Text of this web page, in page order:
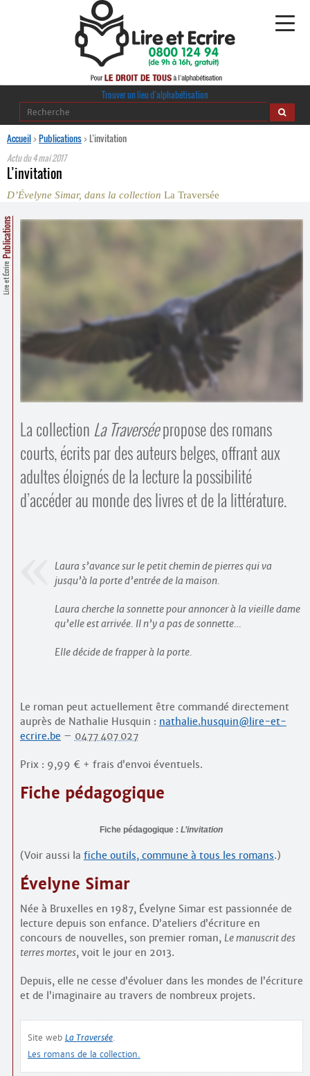
Alphabétisation
journaldelalpha.be
Comprendre et parler
Bienvenue en Belgique
Espace presse
Trouver un lieu d’alphabétisation
Trouver un lieu d’alphabétisation
Accueil>Publications>L’invitation
Actu du4 mai 2017
L’invitation
D’Évelyne Simar, dans la collection La Traversée
Lire et Écrire
Publications
La collection La Traverséepropose des romans
courts, écrits par des auteurs belges, offrant aux
adultes éloignés de la lecture la possibilité
d’accéder au monde des livres et de la littérature.
Laura s’avance sur le petit chemin de pierres qui va
jusqu’à la porte d’entrée de la maison.
Laura cherche la sonnette pour annoncer à la vieille dame
qu’elle est arrivée. Il n’y a pas de sonnette…
Elle décide de frapper à la porte.
Le roman peut actuellement être commandé directement
auprès de Nathalie Husquin : nathalie.husquin@lire-et-
ecrire.be – 0477 407 027
Prix : 9,99 € + frais d’envoi éventuels.
Fiche pédagogique
Fiche pédagogique :L’invitation
(Voir aussi la fiche outils, commune à tous les romans.)
Évelyne Simar
Née à Bruxelles en 1987, Évelyne Simar est passionnée de
lecture depuis son enfance. D’ateliers d’écriture en
concours de nouvelles, son premier roman, Le manuscrit des
terres mortes, voit le jour en 2013.
Depuis, elle ne cesse d’évoluer dans les mondes de l’écriture
et de l’imaginaire au travers de nombreux projets.
Site web La Traversée.
Les romans de la collection.